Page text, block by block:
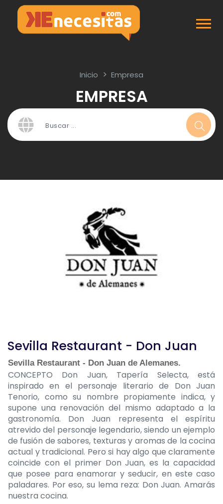
Inicio Empresa
EMPRESA
Sevilla Restaurant - Don Juan
Sevilla Restaurant - Don Juan de Alemanes.
CONCEPTO Don Juan, Tapería Selecta, está
inspirado en el personaje literario de Don Juan
Tenorio, como su nombre propiamente indica, y
supone una renovación del mismo adaptado a la
gastronomía. Don Juan representa el espíritu
atrevido del personaje legendario, siendo un ejemplo
de fusión de sabores, texturas y aromas de la cocina
actual y tradicional. Pero si hay algo que claramente
coincide con el primer Don Juan, es la capacidad
que posee para enamorar y seducir, en este caso
paladares. Por eso, su lema reza: Don Juan. Amarás
nuestra cocina.